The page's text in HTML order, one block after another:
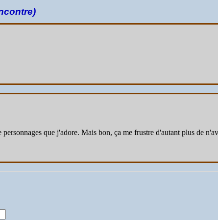
que j'adore. Mais bon, ça me frustre d'autant plus de